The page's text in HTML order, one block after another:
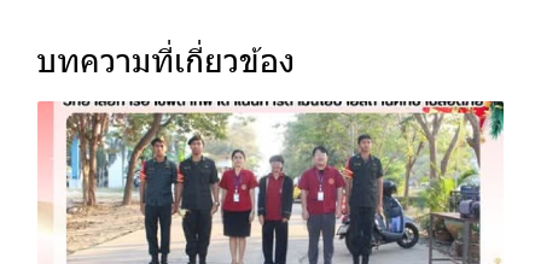
บทความที่เกี่ยวข้อง